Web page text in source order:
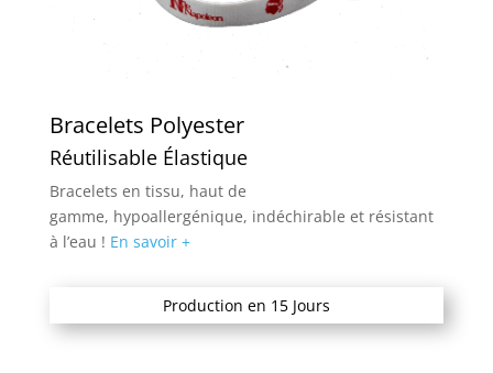
Bracelets Polyester
Réutilisable Élastique
Bracelets en tissu, haut de
gamme, hypoallergénique, indéchirable et résistant
à l’eau ! En savoir +
Production en 15 Jours